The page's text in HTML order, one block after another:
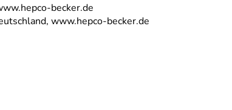
becker.de
www.hepco-becker.de